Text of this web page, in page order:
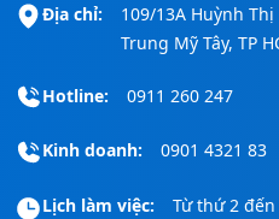
Địa chỉ:
109/13A Huỳnh
Trung Mỹ Tây, TP
Hotline: 0911 260 247
Kinh doanh: 0901 4321 83
Lịch làm việc: Từ thứ 2